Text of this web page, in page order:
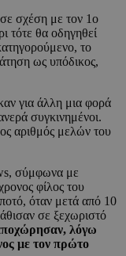
σχέση με τον 1ο
τότε θα οδηγηθεί
το
ως υπόδικος,
για άλλη μια φορά
συγκινημένοι.
αριθμός μελών του
σύμφωνα με
φίλος του
όταν μετά από 10
σε ξεχωριστό
λόγω
με τον πρώτο